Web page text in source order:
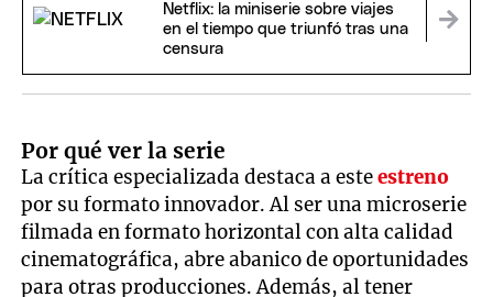
Netflix: la miniserie sobre viajes
en el tiempo que triunfó tras una
censura
Por qué ver la serie
La crítica especializada destaca a esteestreno
por su formato innovador. Al ser una microserie
filmada en formato horizontal con alta calidad
cinematográfica, abre abanico de oportunidades
para otras producciones. Además, al tener